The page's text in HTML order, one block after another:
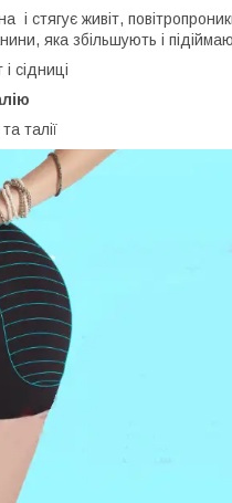
і стягує живіт,
яка збільшують і
сідниці
талії